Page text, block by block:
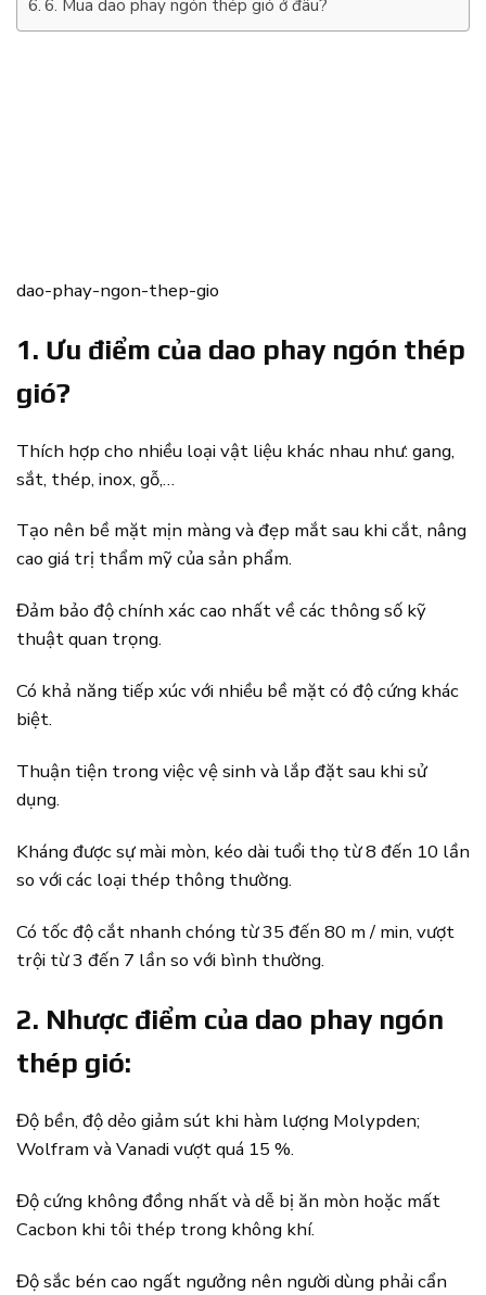
6. Mua dao phay ngón thép gió ở đâu?
dao-phay-ngon-thep-gio
1. Ưu điểm của dao phay ngón thép
gió?
Thích hợp cho nhiều loại vật liệu khác nhau như: gang,
sắt, thép, inox, gỗ,…
Tạo nên bề mặt mịn màng và đẹp mắt sau khi cắt, nâng
cao giá trị thẩm mỹ của sản phẩm.
Đảm bảo độ chính xác cao nhất về các thông số kỹ
thuật quan trọng.
Có khả năng tiếp xúc với nhiều bề mặt có độ cứng khác
biệt.
Thuận tiện trong việc vệ sinh và lắp đặt sau khi sử
dụng.
Kháng được sự mài mòn, kéo dài tuổi thọ từ 8 đến 10 lần
so với các loại thép thông thường.
Có tốc độ cắt nhanh chóng từ 35 đến 80 m / min, vượt
trội từ 3 đến 7 lần so với bình thường.
2. Nhược điểm của dao phay ngón
thép gió:
Độ bền, độ dẻo giảm sút khi hàm lượng Molypden;
Wolfram và Vanadi vượt quá 15 %.
Độ cứng không đồng nhất và dễ bị ăn mòn hoặc mất
Cacbon khi tôi thép trong không khí.
Độ sắc bén cao ngất ngưởng nên người dùng phải cẩn